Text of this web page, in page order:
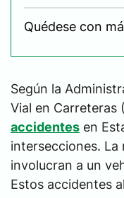
Quédese con
Según la
Vial en Carreteras
accidentes en
intersecciones.
involucran a un
Estos accidentes